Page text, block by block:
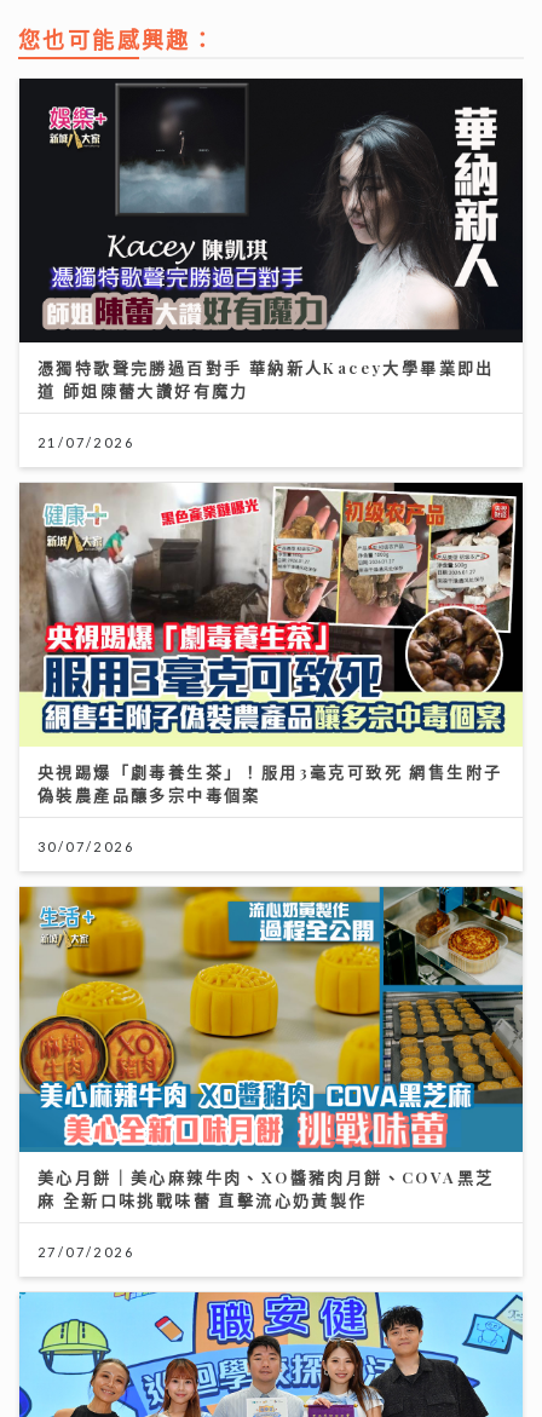
您也可能感興趣：
憑獨特歌聲完勝過百對手 華納新人Kacey大學畢業即出
道 師姐陳蕾大讚好有魔力
21/07/2026
央視踢爆「劇毒養生茶」！服用3毫克可致死 網售生附子
偽裝農產品釀多宗中毒個案
30/07/2026
美心月餅｜美心麻辣牛肉、XO醬豬肉月餅、COVA黑芝
麻 全新口味挑戰味蕾 直擊流心奶黃製作
27/07/2026